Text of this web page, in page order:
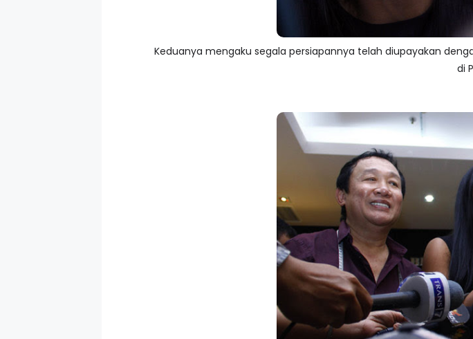
Keduanya mengaku segala persiapannya telah diupayakan
di